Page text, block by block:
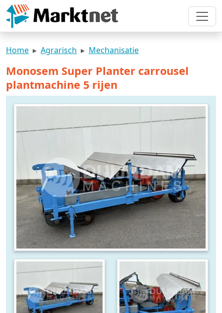
Home Agrarisch Mechanisatie
Monosem Super Planter carrousel
plantmachine 5 rijen